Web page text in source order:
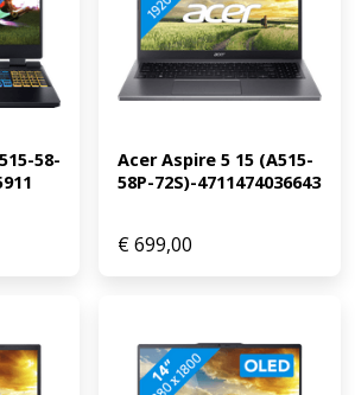
taken en gaming: minimaal een
5 processor
58-
Acer Aspire 5 15 (A515-
58P-72S)-4711474036643
€699,00